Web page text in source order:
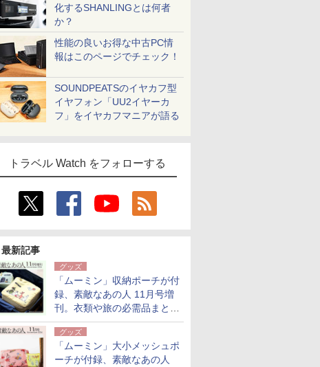
化するSHANLINGとは何者
か？
性能の良いお得な中古PC情
報はこのページでチェック！
SOUNDPEATSのイヤカフ型
イヤフォン「UU2イヤーカ
フ」をイヤカフマニアが語る
トラベル Watch をフォローする
最新記事
グッズ
「ムーミン」収納ポーチが付
録、素敵なあの人 11月号増
刊。衣類や旅の必需品まとま
る大小2個セット
グッズ
「ムーミン」大小メッシュポ
ーチが付録、素敵なあの人